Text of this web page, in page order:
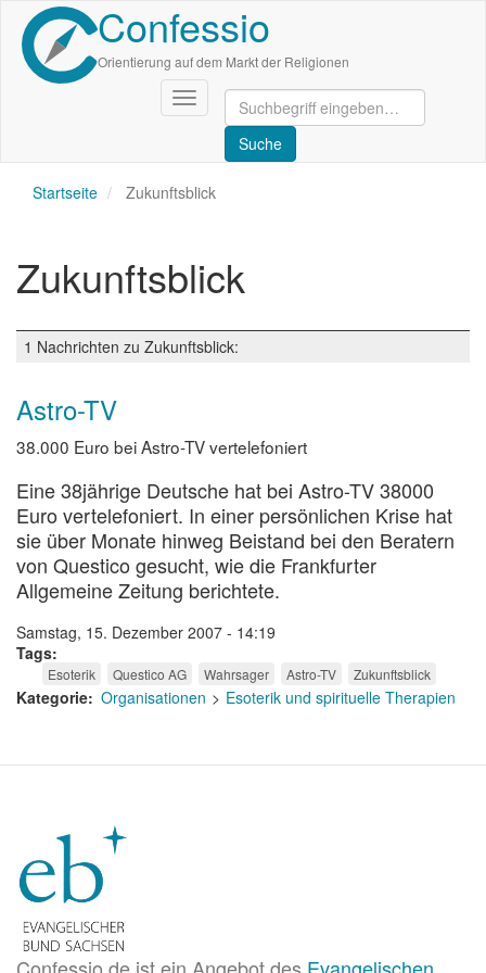
Direkt
zum
Inhalt
Confessio
Orientierung auf dem Markt der Religionen
Navigation
aktivieren/deaktivieren
Startseite Zukunftsblick
Zukunftsblick
1 Nachrichten zu Zukunftsblick:
Astro-TV
38.000 Euro bei Astro-TV vertelefoniert
Eine 38jährige Deutsche hat bei Astro-TV 38000
Euro vertelefoniert. In einer persönlichen Krise hat
sie über Monate hinweg Beistand bei den Beratern
von Questico gesucht, wie die Frankfurter
Allgemeine Zeitung berichtete.
Samstag, 15. Dezember 2007 - 14:19
Tags
Esoterik Questico AG Wahrsager Astro-TV Zukunftsblick
Kategorie Organisationen Esoterik und spirituelle Therapien